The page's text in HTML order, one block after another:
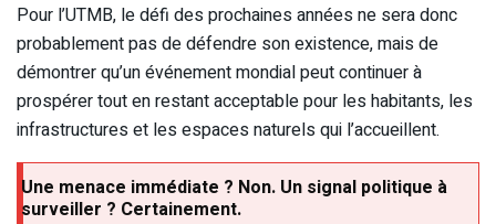
Pour l’UTMB, le défi des prochaines années ne sera donc
probablement pas de défendre son existence, mais de
démontrer qu’un événement mondial peut continuer à
prospérer tout en restant acceptable pour les habitants, les
infrastructures et les espaces naturels qui l’accueillent.
Une menace immédiate ? Non. Un signal politique à
surveiller ? Certainement.